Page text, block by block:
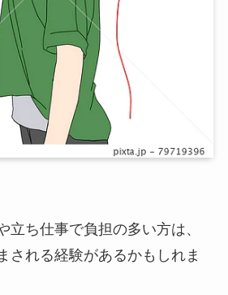
立ち仕事で負担の多い方は、
される経験があるかもしれま